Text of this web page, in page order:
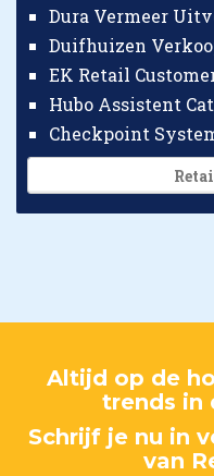
Dura Vermeer
Duifhuizen
EK Retail
Hubo Assistent
Altijd op de
trends in
Schrijf je nu in
van